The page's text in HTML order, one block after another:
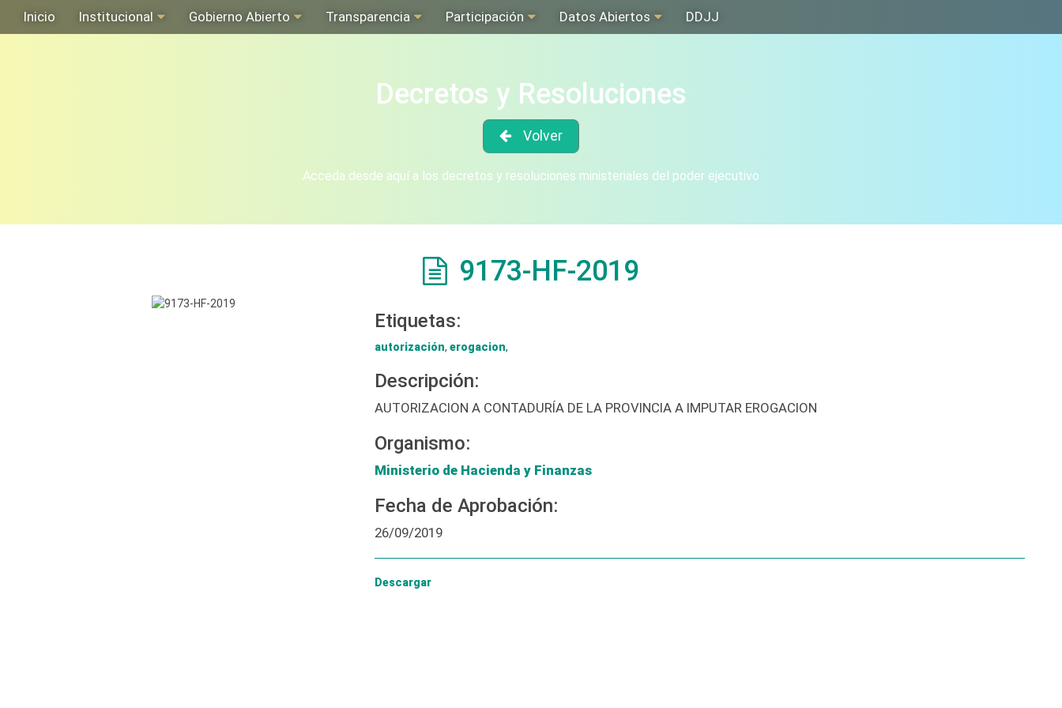
Inicio Institucional Gobierno Abierto Transparencia Participación Datos Abiertos DDJJ
Decretos y Resoluciones
Volver
Acceda desde aquí a los decretos y resoluciones ministeriales del poder ejecutivo
9173-HF-2019
Etiquetas:
autorización, erogacion,
Descripción:
AUTORIZACION A CONTADURÍA DE LA PROVINCIA A IMPUTAR EROGACION
Organismo:
Ministerio de Hacienda y Finanzas
Fecha de Aprobación:
26/09/2019
Descargar